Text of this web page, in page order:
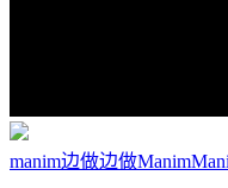
manim边做边做Manim